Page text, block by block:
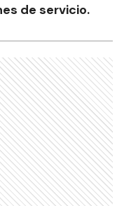
de servicio.